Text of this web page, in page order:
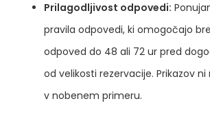
Prilagodljivost odpovedi:
pravila odpovedi, ki omogočajo
odpoved do 48 ali 72 ur pred
od velikosti rezervacije. Prikazov
v nobenem primeru.